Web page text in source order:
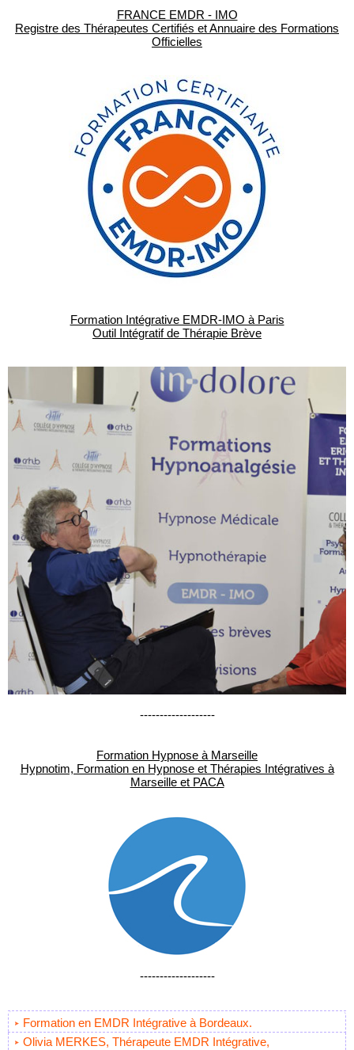
FRANCE EMDR - IMO
Registre des Thérapeutes Certifiés et Annuaire des Formations
Officielles
Formation Intégrative EMDR-IMO à Paris
Outil Intégratif de Thérapie Brève
-------------------
Formation Hypnose à Marseille
Hypnotim, Formation en Hypnose et Thérapies Intégratives à
Marseille et PACA
-------------------
Formation en EMDR Intégrative à Bordeaux.
Olivia MERKES, Thérapeute EMDR Intégrative,